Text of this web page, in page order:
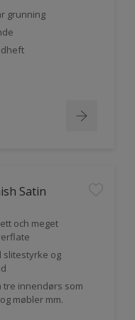
grunning
Satin
och meget
slitestyrke og
tre innendørs som
møbler mm.